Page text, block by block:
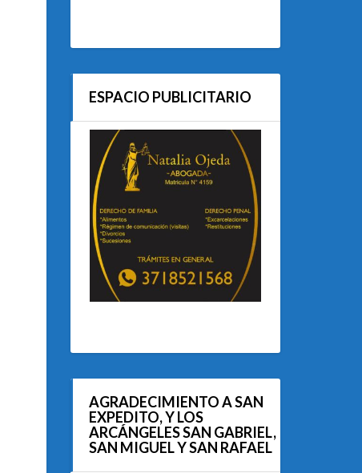
ESPACIO PUBLICITARIO
AGRADECIMIENTO A SAN
EXPEDITO, Y LOS
ARCÁNGELES SAN GABRIEL,
SAN MIGUEL Y SAN RAFAEL